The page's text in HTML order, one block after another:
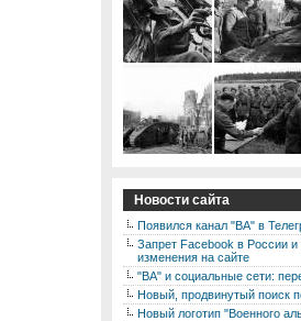
Новости сайта
Появился канал "ВА" в
Запрет Facebook в России и
изменения на сайте
"ВА" и социальные сети:
Новый, продвинутый поиск
Новый логотип "Военного